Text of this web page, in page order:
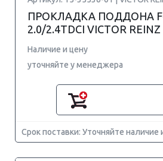
ПРОКЛАДКА ПОДДОНА
2.0/2.4TDCI VICTOR
Наличие и цену
уточняйте у менеджера
Срок поставки: Уточняйте наличие